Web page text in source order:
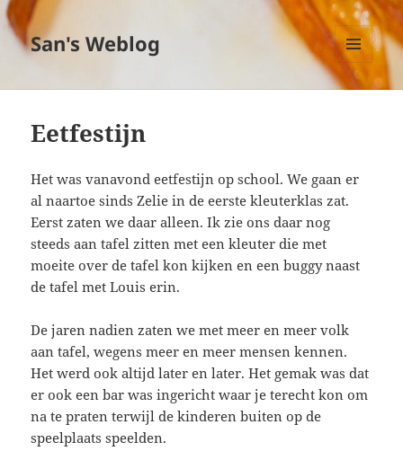
San's Weblog
MENU
EN
Eetfestijn
Het was vanavond eetfestijn op school. We gaan er
al naartoe sinds Zelie in de eerste kleuterklas zat.
Eerst zaten we daar alleen. Ik zie ons daar nog
steeds aan tafel zitten met een kleuter die met
moeite over de tafel kon kijken en een buggy naast
de tafel met Louis erin.
De jaren nadien zaten we met meer en meer volk
aan tafel, wegens meer en meer mensen kennen.
Het werd ook altijd later en later. Het gemak was dat
er ook een bar was ingericht waar je terecht kon om
na te praten terwijl de kinderen buiten op de
speelplaats speelden.